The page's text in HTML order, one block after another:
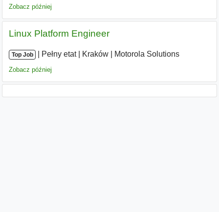
Zobacz później
Linux Platform Engineer
Top Job Pełny etat| Kraków Motorola Solutions
Zobacz później